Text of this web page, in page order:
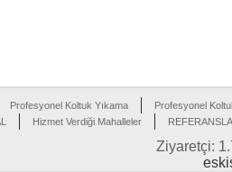
Profesyonel Koltuk Yıkama
Profesyonel
Hizmet Verdiği Mahalleler
Ziyaretçi: